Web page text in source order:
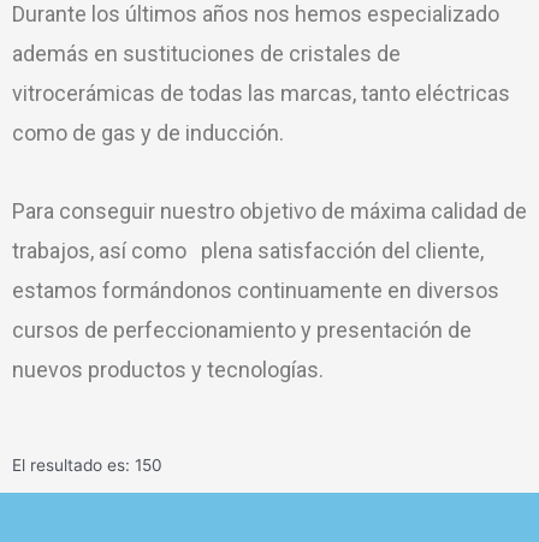
Durante los últimos años nos hemos especializado
además en sustituciones de cristales de
vitrocerámicas de todas las marcas, tanto eléctricas
como de gas y de inducción.
Para conseguir nuestro objetivo de máxima calidad de
trabajos, así como plena satisfacción del cliente,
estamos formándonos continuamente en diversos
cursos de perfeccionamiento y presentación de
nuevos productos y tecnologías.
El resultado es: 150